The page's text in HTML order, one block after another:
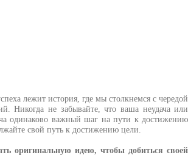
лежит история, где мы столкнемся с чередой
Никогда не забывайте, что ваша неудача или
одинаково важный шаг на пути к достижению
свой путь к достижению цели.
оригинальную идею, чтобы добиться своей